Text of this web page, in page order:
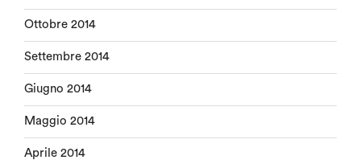
Ottobre 2014
Settembre 2014
Giugno 2014
Maggio 2014
Aprile 2014